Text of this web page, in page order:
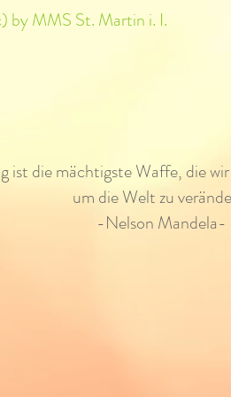
by MMS St. Martin i. I.
ist die mächtigste Waffe, die
um die Welt zu
-Nelson Mandela-